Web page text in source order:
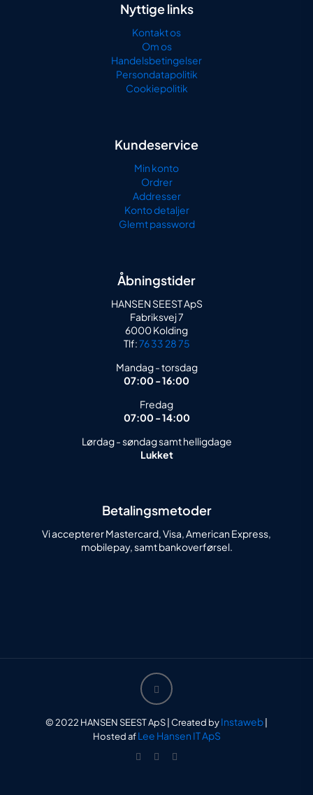
Nyttige links
Kontakt os
Om os
Handelsbetingelser
Persondatapolitik
Cookiepolitik
Kundeservice
Min konto
Ordrer
Addresser
Konto detaljer
Glemt password
Åbningstider
HANSEN SEEST ApS
Fabriksvej 7
6000 Kolding
Tlf:76 33 28 75
Mandag - torsdag
07:00 - 16:00
Fredag
07:00 - 14:00
Lørdag - søndag samt helligdage
Lukket
Betalingsmetoder
Vi accepterer Mastercard, Visa, American Express,
mobilepay, samt bankoverførsel.
© 2022 HANSEN SEEST ApS | Created byInstaweb
Hosted afLee Hansen IT ApS